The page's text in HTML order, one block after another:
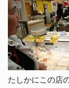
たしかにこの店